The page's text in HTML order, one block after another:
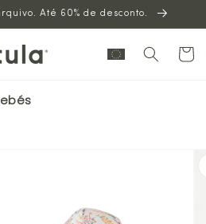
Até 60% de desconto.
Carrinho